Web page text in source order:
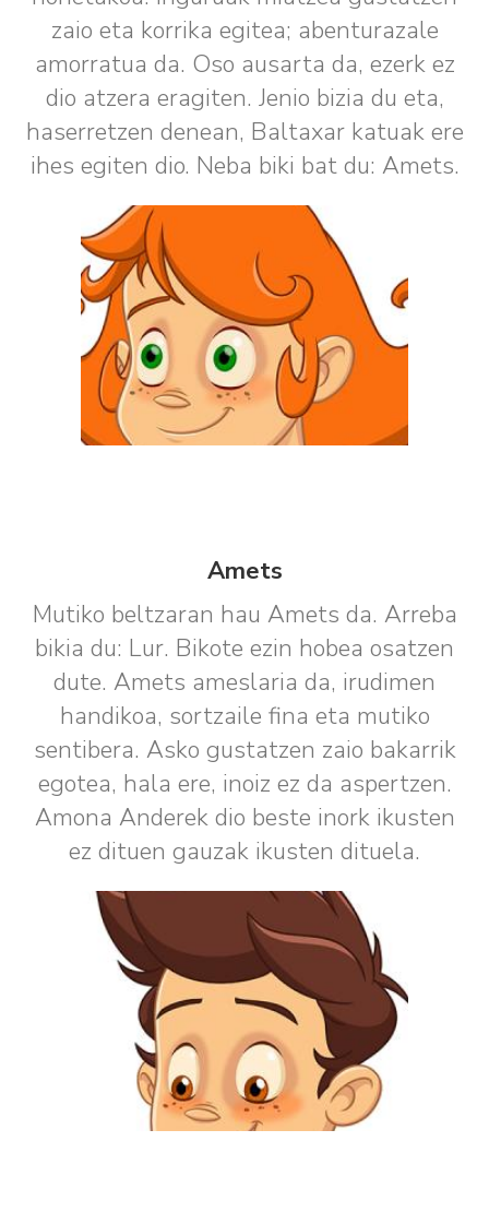
zaio eta korrika egitea; abenturazale
amorratua da. Oso ausarta da, ezerk ez
dio atzera eragiten. Jenio bizia du eta,
haserretzen denean, Baltaxar katuak ere
ihes egiten dio. Neba biki bat du: Amets.
Amets
Mutiko beltzaran hau Amets da. Arreba
bikia du: Lur. Bikote ezin hobea osatzen
dute. Amets ameslaria da, irudimen
handikoa, sortzaile fina eta mutiko
sentibera. Asko gustatzen zaio bakarrik
egotea, hala ere, inoiz ez da aspertzen.
Amona Anderek dio beste inork ikusten
ez dituen gauzak ikusten dituela.